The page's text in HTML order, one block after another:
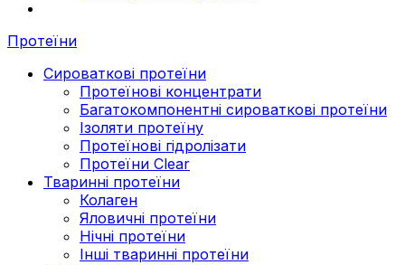
Протеїни
Сироваткові протеїни
Протеїнові концентрати
Багатокомпонентні сироваткові протеїни
Ізоляти протеїну
Протеїнові гідролізати
Протеїни Clear
Тваринні протеїни
Колаген
Яловичні протеїни
Нічні протеїни
Інші тваринні протеїни